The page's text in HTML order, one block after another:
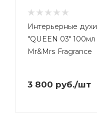
Интерьерные духи
"QUEEN 03" 100мл
Mr&Mrs Fragrance
3 800 руб./шт